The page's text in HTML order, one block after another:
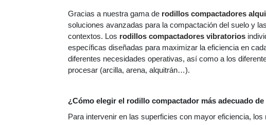
Gracias a nuestra gama de rodillos compactadores
soluciones avanzadas para la compactación del suelo y
contextos. Los rodillos compactadores vibratorios
específicas diseñadas para maximizar la eficiencia en
diferentes necesidades operativas, así como a los
procesar (arcilla, arena, alquitrán…).
¿Cómo elegir el rodillo compactador más adecuado de
Para intervenir en las superficies con mayor eficiencia,